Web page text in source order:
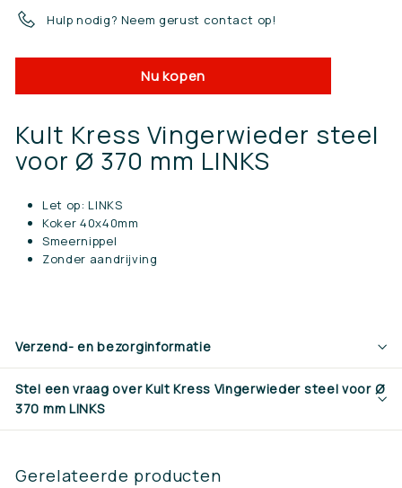
Hulp nodig? Neem gerust contact op!
Nu kopen
Kult Kress Vingerwieder steel
voor Ø 370 mm LINKS
Let op: LINKS
Koker 40x40mm
Smeernippel
Zonder aandrijving
Verzend- en bezorginformatie
Stel een vraag over Kult Kress Vingerwieder steel voor Ø
370 mm LINKS
Gerelateerde producten